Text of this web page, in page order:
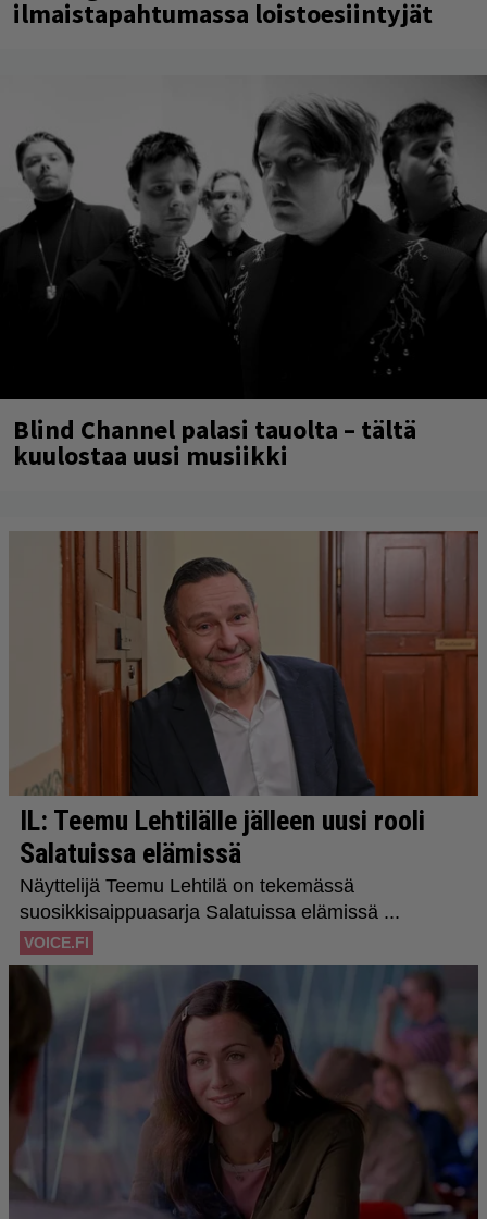
ilmaistapahtumassa loistoesiintyjät
Blind Channel palasi tauolta – tältä
kuulostaa uusi musiikki